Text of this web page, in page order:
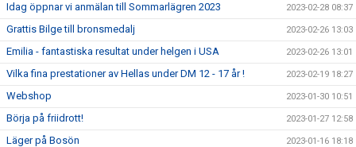
Idag öppnar vi anmälan till Sommarlägren 2023 2023-02-28 08:37
Grattis Bilge till bronsmedalj 2023-02-26 13:03
Emilia - fantastiska resultat under helgen i USA 2023-02-26 13:01
Vilka fina prestationer av Hellas under DM 12 - 17 år ! 2023-02-19 18:27
Webshop 2023-01-30 10:51
Börja på friidrott! 2023-01-27 12:58
Läger på Bosön 2023-01-16 18:18